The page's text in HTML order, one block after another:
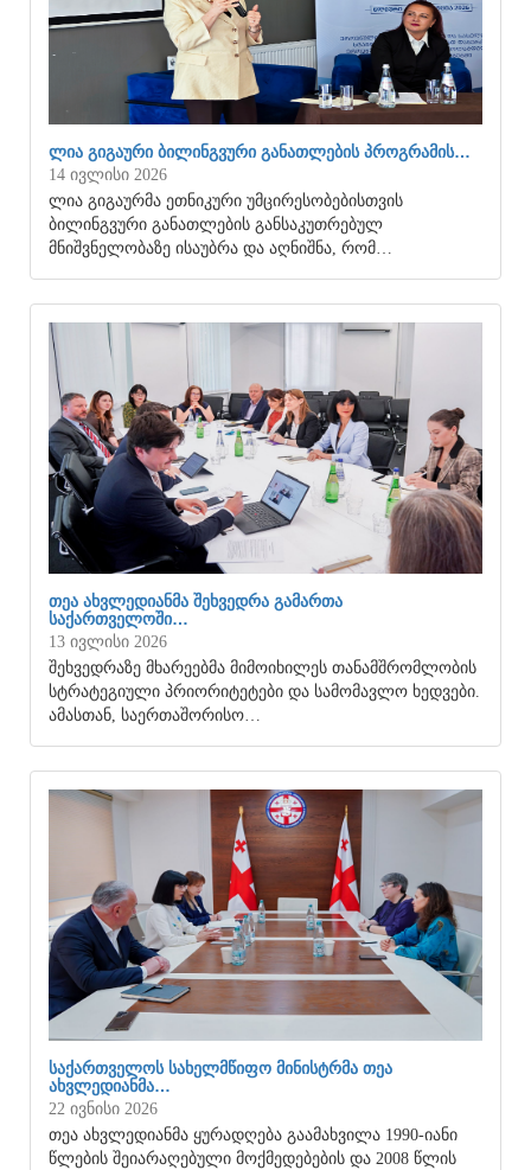
ᲚᲘᲐ ᲒᲘᲒᲐᲣᲠᲘ ᲑᲘᲚᲘᲜᲒᲕᲣᲠᲘ ᲒᲐᲜᲐᲗᲚᲔᲑᲘᲡ ᲞᲠᲝᲒᲠᲐᲛᲘᲡ…
14 ივლისი 2026
ლია გიგაურმა ეთნიკური უმცირესობებისთვის
ბილინგვური განათლების განსაკუთრებულ
მნიშვნელობაზე ისაუბრა და აღნიშნა, რომ…
ᲗᲔᲐ ᲐᲮᲕᲚᲔᲓᲘᲐᲜᲛᲐ ᲨᲔᲮᲕᲔᲓᲠᲐ ᲒᲐᲛᲐᲠᲗᲐ
ᲡᲐᲥᲐᲠᲗᲕᲔᲚᲝᲨᲘ…
13 ივლისი 2026
შეხვედრაზე მხარეებმა მიმოიხილეს თანამშრომლობის
სტრატეგიული პრიორიტეტები და სამომავლო ხედვები.
ამასთან, საერთაშორისო…
ᲡᲐᲥᲐᲠᲗᲕᲔᲚᲝᲡ ᲡᲐᲮᲔᲚᲛᲬᲘᲤᲝ ᲛᲘᲜᲘᲡᲢᲠᲛᲐ ᲗᲔᲐ
ᲐᲮᲕᲚᲔᲓᲘᲐᲜᲛᲐ…
22 ივნისი 2026
თეა ახვლედიანმა ყურადღება გაამახვილა 1990-იანი
წლების შეიარაღებული მოქმედებების და 2008 წლის